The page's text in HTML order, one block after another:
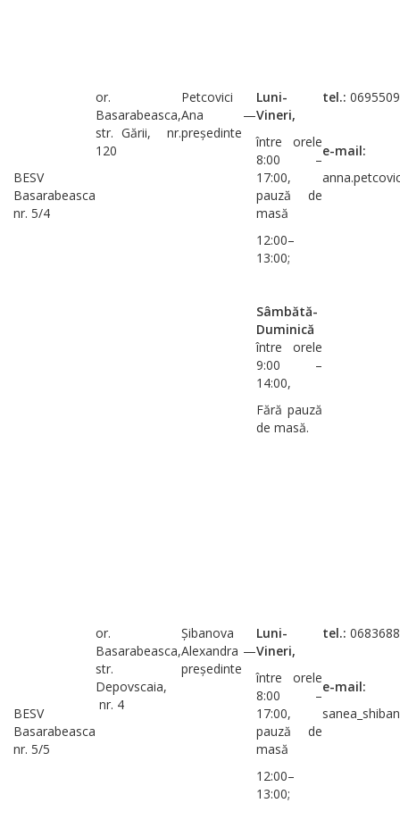
BESV
Basarabeasca
nr. 5/4
or.
Basarabeasca,
str. Gării, nr.
120
Petcovici
Ana —
președinte
Luni-
Vineri,
între orele
8:00 –
17:00,
pauză de
masă
12:00–
13:00;
Sâmbătă-
Duminică
între orele
9:00 –
14:00,
Fără pauză
de masă.
tel.:
e-mail:
BESV
Basarabeasca
nr. 5/5
or.
Basarabeasca,
str.
Depovscaia,
nr. 4
Șibanova
Alexandra —
președinte
Luni-
Vineri,
între orele
8:00 –
17:00,
pauză de
masă
12:00–
13:00;
tel.:
e-mail: